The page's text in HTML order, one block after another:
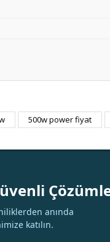
500w power fiyat
anında
katılın.